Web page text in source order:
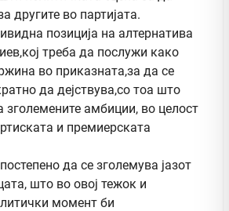
другите во партијата.
позиција на алтернатива
треба да послужи како
во приказната,за да се
да дејствува,со тоа што
зголемените амбиции, во целост
и премиерската
да се зголемува јазот
што во овој тежок и
момент би